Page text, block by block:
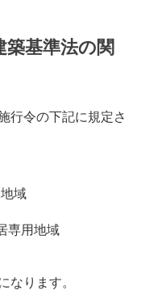
築基準法の関
行令の下記に規定さ
域
専用地域
なります。